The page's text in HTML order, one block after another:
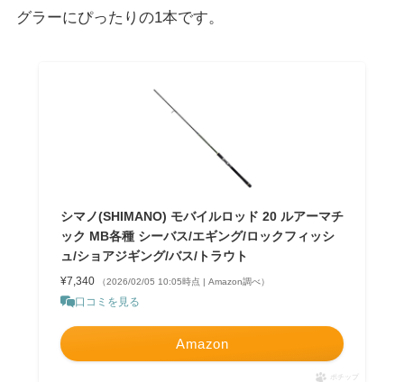
グラーにぴったりの1本です。
シマノ(SHIMANO) モバイルロッド 20 ルアーマチ
ック MB各種 シーバス/エギング/ロックフィッシ
ュ/ショアジギング/バス/トラウト
¥7,340 （2026/02/05 10:05時点 | Amazon調べ）
口コミを見る
Amazon
ポチップ